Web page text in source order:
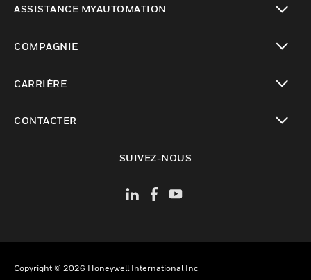
ASSISTANCE MYAUTOMATION
COMPAGNIE
CARRIÈRE
CONTACTER
SUIVEZ-NOUS
Copyright © 2026 Honeywell International Inc